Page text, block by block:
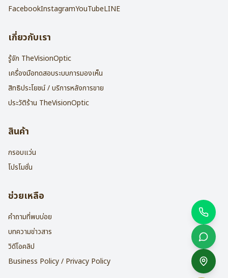
FacebookInstagramYouTubeLINE
เกี่ยวกับเรา
รู้จัก TheVisionOptic
เครื่องมือทดสอบระบบการมองเห็น
สิทธิประโยชน์ / บริการหลังการขาย
ประวัติร้าน TheVisionOptic
สินค้า
กรอบแว่น
โปรโมชั่น
ช่วยเหลือ
คำถามที่พบบ่อย
บทความข่าวสาร
วิดีโอคลิป
Business Policy / Privacy Policy